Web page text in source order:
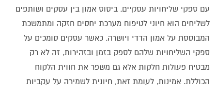
עם ספקי שליחויות עסקיים. ביסוס אמון בין עסקים ושותפים
לשליחים הוא חיוני לטיפוח מערכת יחסים חזקה ומתמשכת
המבוססת על אמון הדדי ויושרה. כאשר עסקים סומכים על
ספקי השליחויות שלהם לספק בזמן ובזהירות, זה לא רק
מבטיח פעולות חלקות אלא גם משפר את חווית הלקוח
הכוללת. אמינות, לעומת זאת, חיונית לשמירה על עקביות